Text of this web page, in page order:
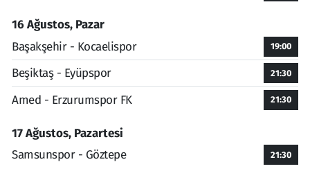
16 Ağustos, Pazar
Başakşehir - Kocaelispor
19:00
Beşiktaş - Eyüpspor 21:30
Amed - Erzurumspor FK 21:30
17 Ağustos, Pazartesi
Samsunspor - Göztepe
21:30